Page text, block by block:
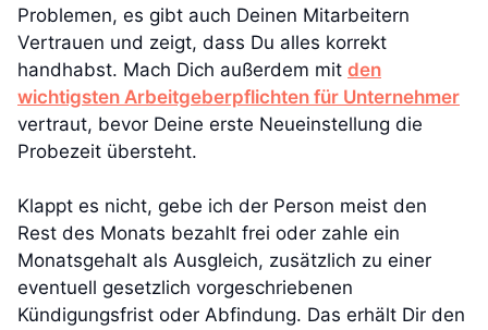
Problemen, es gibt auch Deinen Mitarbeitern
Vertrauen und zeigt, dass Du alles korrekt
handhabst. Mach Dich außerdem mit den
wichtigsten Arbeitgeberpflichten für Unternehmer
vertraut, bevor Deine erste Neueinstellung die
Probezeit übersteht.
Klappt es nicht, gebe ich der Person meist den
Rest des Monats bezahlt frei oder zahle ein
Monatsgehalt als Ausgleich, zusätzlich zu einer
eventuell gesetzlich vorgeschriebenen
Kündigungsfrist oder Abfindung. Das erhält Dir den